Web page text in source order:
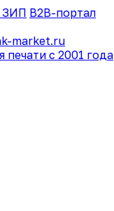
ЗИП B2B-портал
market.ru
печати с 2001 года